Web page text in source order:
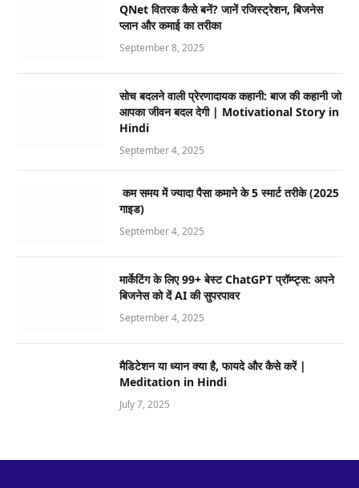
QNet वितरक कैसे बनें? जानें रजिस्ट्रेशन, बिजनेस
प्लान और कमाई का तरीका
September 8, 2025
सोच बदलने वाली प्रेरणादायक कहानी: बाज की कहानी जो
आपका जीवन बदल देगी | Motivational Story in
Hindi
September 4, 2025
कम समय में ज्यादा पैसा कमाने के 5 स्मार्ट तरीके (2025
गाइड)
September 4, 2025
मार्केटिंग के लिए 99+ बेस्ट ChatGPT प्रॉम्प्ट्स: अपने
बिजनेस को दें AI की सुपरपावर
September 4, 2025
मैडिटेशन या ध्यान क्या है, फायदे और कैसे करें |
Meditation in Hindi
July 7, 2025